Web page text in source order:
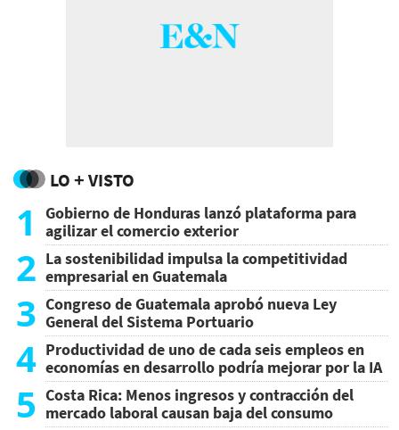
LO + VISTO
1
Gobierno de Honduras lanzó plataforma para
agilizar el comercio exterior
2 La sostenibilidad impulsa la competitividad
empresarial en Guatemala
3 Congreso de Guatemala aprobó nueva Ley
General del Sistema Portuario
4 Productividad de uno de cada seis empleos en
economías en desarrollo podría mejorar por la IA
5 Costa Rica: Menos ingresos y contracción del
mercado laboral causan baja del consumo